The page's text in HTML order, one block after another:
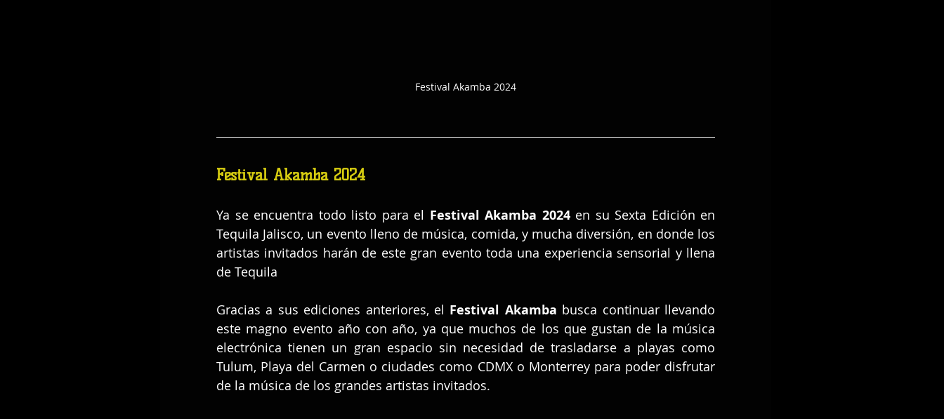
Festival Akamba 2024
Festival Akamba 2024
Ya se encuentra todo listo para el Festival Akamba 2024 en su Sexta Edición en
Tequila Jalisco, un evento lleno de música, comida, y mucha diversión, en donde los
artistas invitados harán de este gran evento toda una experiencia sensorial y llena
de Tequila
Gracias a sus ediciones anteriores, el Festival Akamba busca continuar llevando
este magno evento año con año, ya que muchos de los que gustan de la música
electrónica tienen un gran espacio sin necesidad de trasladarse a playas como
Tulum, Playa del Carmen o ciudades como CDMX o Monterrey para poder disfrutar
de la música de los grandes artistas invitados.